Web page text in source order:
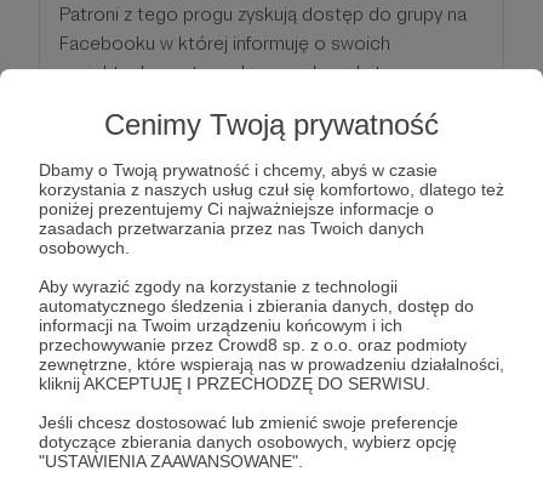
Cenimy Twoją prywatność
Dbamy o Twoją prywatność i chcemy, abyś w czasie
korzystania z naszych usług czuł się komfortowo, dlatego też
poniżej prezentujemy Ci najważniejsze informacje o
zasadach przetwarzania przez nas Twoich danych
osobowych.
Aby wyrazić zgody na korzystanie z technologii
automatycznego śledzenia i zbierania danych, dostęp do
informacji na Twoim urządzeniu końcowym i ich
przechowywanie przez Crowd8 sp. z o.o. oraz podmioty
zewnętrzne, które wspierają nas w prowadzeniu działalności,
kliknij AKCEPTUJĘ I PRZECHODZĘ DO SERWISU.
Jeśli chcesz dostosować lub zmienić swoje preferencje
dotyczące zbierania danych osobowych, wybierz opcję
"USTAWIENIA ZAAWANSOWANE".
Patroni z tego progu zyskują dostęp do grupy na
Facebooku w której informuję o swoich
projektach, postępach prac, planach itp.
to co robię.
+ to co w poprzednim progu
Patroni: 59
50 zł miesięcznie
Wygląda na to, że bardzo mnie lubisz. Raz na dwa
miesiące możesz umówić się ze mną na prywatną